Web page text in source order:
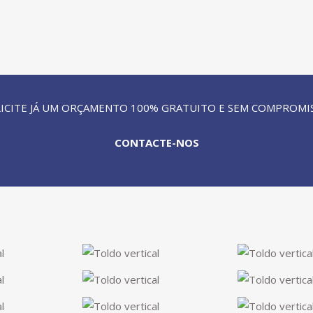
JÁ UM ORÇAMENTO 100% GRATUITO E SEM
CONTACTE-NOS